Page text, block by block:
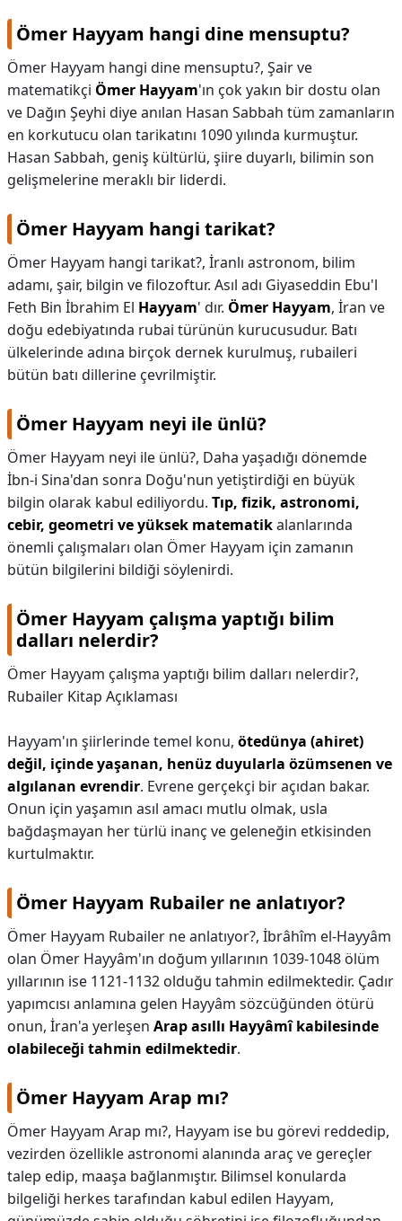
Ömer Hayyam hangi dine mensuptu?
Ömer Hayyam hangi dine mensuptu?, Şair ve
matematikçi Ömer Hayyam'ın çok yakın bir dostu olan
ve Dağın Şeyhi diye anılan Hasan Sabbah tüm zamanların
en korkutucu olan tarikatını 1090 yılında kurmuştur.
Hasan Sabbah, geniş kültürlü, şiire duyarlı, bilimin son
gelişmelerine meraklı bir liderdi.
Ömer Hayyam hangi tarikat?
Ömer Hayyam hangi tarikat?, İranlı astronom, bilim
adamı, şair, bilgin ve filozoftur. Asıl adı Giyaseddin Ebu'l
Feth Bin İbrahim El Hayyam' dır. Ömer Hayyam, İran ve
doğu edebiyatında rubai türünün kurucusudur. Batı
ülkelerinde adına birçok dernek kurulmuş, rubaileri
bütün batı dillerine çevrilmiştir.
Ömer Hayyam neyi ile ünlü?
Ömer Hayyam neyi ile ünlü?, Daha yaşadığı dönemde
İbn-i Sina'dan sonra Doğu'nun yetiştirdiği en büyük
bilgin olarak kabul ediliyordu. Tıp, fizik, astronomi,
cebir, geometri ve yüksek matematikalanlarında
önemli çalışmaları olan Ömer Hayyam için zamanın
bütün bilgilerini bildiği söylenirdi.
Ömer Hayyam çalışma yaptığı bilim
dalları nelerdir?
Ömer Hayyam çalışma yaptığı bilim dalları nelerdir?,
Rubailer Kitap Açıklaması
Hayyam'ın şiirlerinde temel konu, ötedünya (ahiret)
değil, içinde yaşanan, henüz duyularla özümsenen ve
algılanan evrendir. Evrene gerçekçi bir açıdan bakar.
Onun için yaşamın asıl amacı mutlu olmak, usla
bağdaşmayan her türlü inanç ve geleneğin etkisinden
kurtulmaktır.
Ömer Hayyam Rubailer ne anlatıyor?
Ömer Hayyam Rubailer ne anlatıyor?, İbrâhîm el-Hayyâm
olan Ömer Hayyâm'ın doğum yıllarının 1039-1048 ölüm
yıllarının ise 1121-1132 olduğu tahmin edilmektedir. Çadır
yapımcısı anlamına gelen Hayyâm sözcüğünden ötürü
onun, İran'a yerleşen Arap asıllı Hayyâmî kabilesinde
olabileceği tahmin edilmektedir.
Ömer Hayyam Arap mı?
Ömer Hayyam Arap mı?, Hayyam ise bu görevi reddedip,
vezirden özellikle astronomi alanında araç ve gereçler
talep edip, maaşa bağlanmıştır. Bilimsel konularda
bilgeliği herkes tarafından kabul edilen Hayyam,